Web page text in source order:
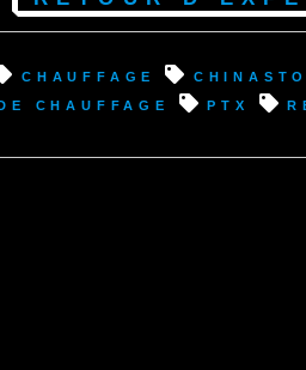
chauffage chinasto
chauffage
ptx